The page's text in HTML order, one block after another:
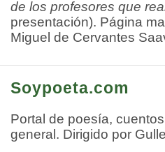
de los profesores que
presentación). Página
Miguel de Cervantes
Soypoeta.com
Portal de poesía,
general. Dirigido por